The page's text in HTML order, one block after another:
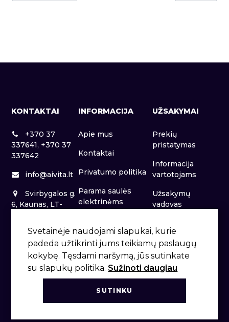
KONTAKTAI
+370 37
337641, +370 37
337642
info@aivita.lt
Svirbygalos g.
6, Kaunas, LT-
INFORMACIJA
Apie mus
Kontaktai
Privatumo politika
Parama saulės
elektrinėms
UŽSAKYMAI
Prekių
pristatymas
Informacija
vartotojams
Užsakymų
vadovas
Svetainėje naudojami slapukai, kurie
padeda užtikrinti jums teikiamų paslaugų
kokybę. Tęsdami naršymą, jūs sutinkate
su slapukų politika. Sužinoti daugiau
SUTINKU